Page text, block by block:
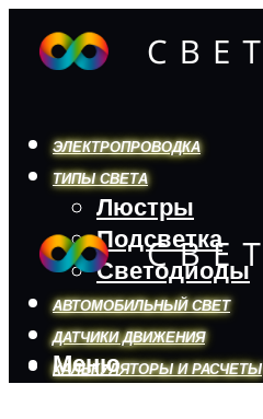
ЭЛЕКТРОПРОВОДКА
ТИПЫ СВЕТА
Люстры
Подсветка
Светодиоды
АВТОМОБИЛЬНЫЙ СВЕТ
ДАТЧИКИ ДВИЖЕНИЯ
КАЛЬКУЛЯТОРЫ И РАСЧЕТЫ
Меню